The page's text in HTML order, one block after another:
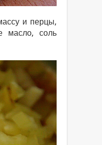
и перцы,
масло, соль